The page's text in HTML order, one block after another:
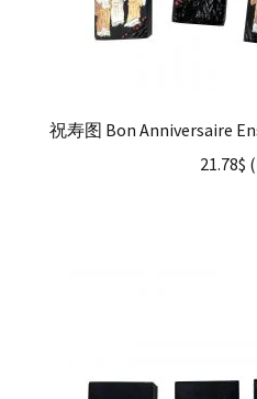
祝寿图 Bon Anniversaire
21.78$ (